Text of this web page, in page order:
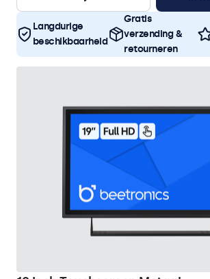
Langdurige
beschikbaarheid
Gratis
verzending &
retourneren